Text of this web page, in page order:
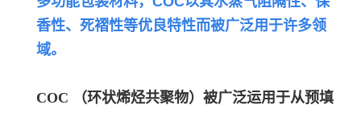
香性、死褶性等优良特性而被广泛用于许多领
域。
COC （环状烯烃共聚物）被广泛运用于从预填